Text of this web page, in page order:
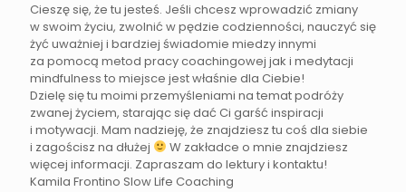
Cieszę się, że tu jesteś. Jeśli chcesz wprowadzić zmiany
w swoim życiu, zwolnić w pędzie codzienności, nauczyć się
żyć uważniej i bardziej świadomie miedzy innymi
za pomocą metod pracy coachingowej jak i medytacji
mindfulness to miejsce jest właśnie dla Ciebie!
Dzielę się tu moimi przemyśleniami na temat podróży
zwanej życiem, starając się dać Ci garść inspiracji
i motywacji. Mam nadzieję, że znajdziesz tu coś dla siebie
i zagościsz na dłużej
W zakładce o mnie znajdziesz
więcej informacji. Zapraszam do lektury i kontaktu!
Kamila Frontino Slow Life Coaching